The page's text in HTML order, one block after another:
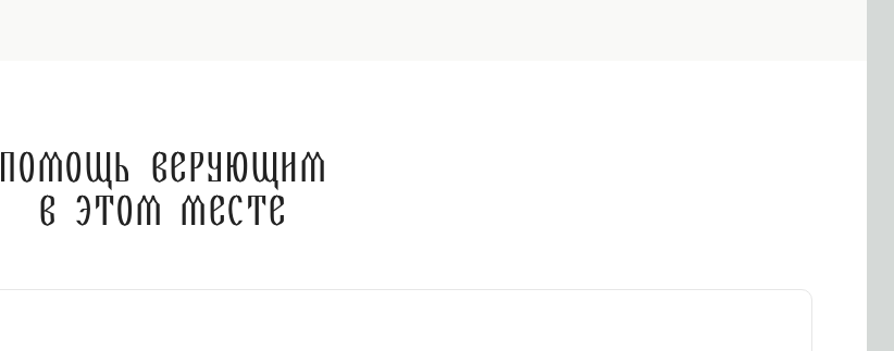
Помощь верующим
в этом месте